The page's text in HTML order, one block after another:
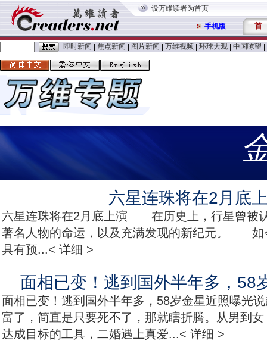
设万维读者为首页
手机版 首
即时新闻 焦点新闻 图片新闻 万维视频 环球大观 中国嘹望
六星连珠将在2月底
六星连珠将在2月底上演 在历史上，行星曾被
著名人物的命运，以及充满发现的新纪元。 如
具有预...< 详细 >
面相已变！逃到国外半年多，58
面相已变！逃到国外半年多，58岁金星近照曝光
富了，简直是只要死不了，那就瞎折腾。从男到
达成目标的工具，二婚遇上真爱...< 详细 >